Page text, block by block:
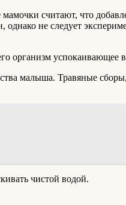
считают, что
не следует
организм успокаивающее
малыша. Травяные
чистой водой.